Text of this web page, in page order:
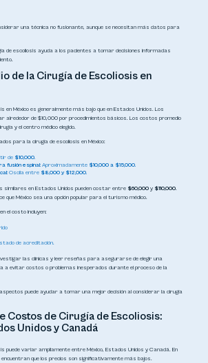
una técnica no fusionante, aunque se necesitan más datos para
de escoliosis ayuda a los pacientes a tomar decisiones informadas
de la Cirugía de Escoliosis en
en México es generalmente más bajo que en Estados Unidos. Los
alrededor de $10,000 por procedimientos básicos. Los costos promedio
y el centro médico elegido.
para la cirugía de escoliosis en México:
de $10,000.
fusión espinal:Aproximadamente $10,000 a $15,000.
Oscila entre $8,000 y $12,000.
similares en Estados Unidos pueden costar entre$60,000y$110,000.
que México sea una opción popular para el turismo médico.
el costo incluyen:
de acreditación.
las clínicas y leer reseñas para asegurarse de elegir una
a evitar costos o problemas inesperados durante el proceso de la
puede ayudar a tomar una mejor decisión al considerar la cirugía
Costos de Cirugía de Escoliosis:
Unidos y Canadá
puede variar ampliamente entre México, Estados Unidos y Canadá. En
encuentran que los precios son significativamente más bajos.